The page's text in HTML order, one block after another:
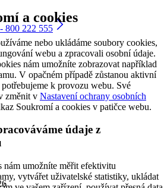
a cookies
nebo ukládáme soubory cookies,
webu a zpracovali osobní údaje.
nám umožníte zobrazovat například
V opačném případě zůstanou aktivní
k provozu webu. Své
změnit v Nastavení ochrany osobních
Soukromí a cookies v patičce webu.
údaje z
nám umožníte měřit efektivitu
vytvářet uživatelské statistiky, ukládat
800 222 555